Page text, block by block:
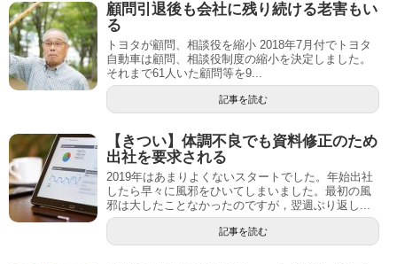
顧問引退後も会社に残り続ける老害もい
る
トヨタが顧問、相談役を縮小 2018年7月付でトヨタ
自動車は顧問、相談役制度の縮小を決定しました。
それまで61人いた顧問等を9...
記事を読む
【きつい】体調不良でも資料修正のため
出社を要求される
2019年はあまりよくないスタートでした。年始出社
したら早々に風邪をひいてしまいました。最初の風
邪は大したことなかったのですが，翌週ぶり返し...
記事を読む